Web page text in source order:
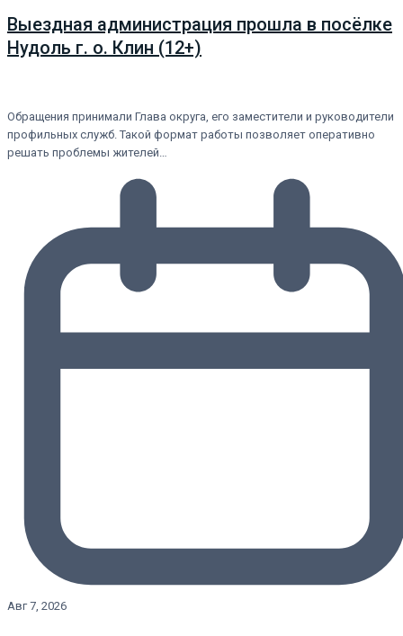
Выездная администрация прошла в посёлке
Нудоль г. о. Клин (12+)
Обращения принимали Глава округа, его заместители и руководители
профильных служб. Такой формат работы позволяет оперативно
решать проблемы жителей…
Авг 7, 2026